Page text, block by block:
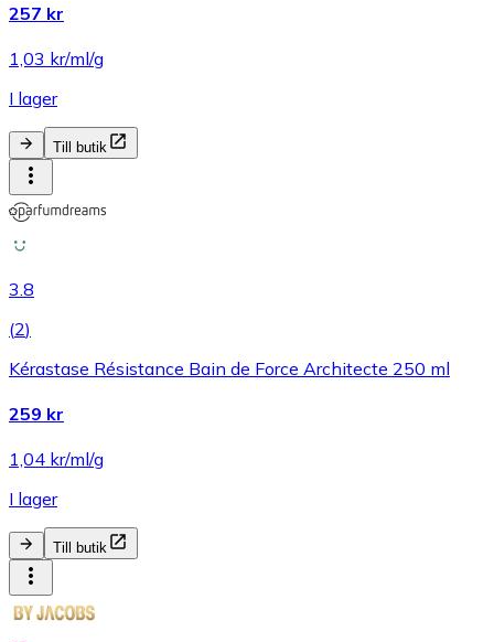
257 kr
1,03 kr/ml/g
I lager
Till butik
3.8
(2)
Kérastase Résistance Bain de Force Architecte 250 ml
259 kr
1,04 kr/ml/g
I lager
Till butik